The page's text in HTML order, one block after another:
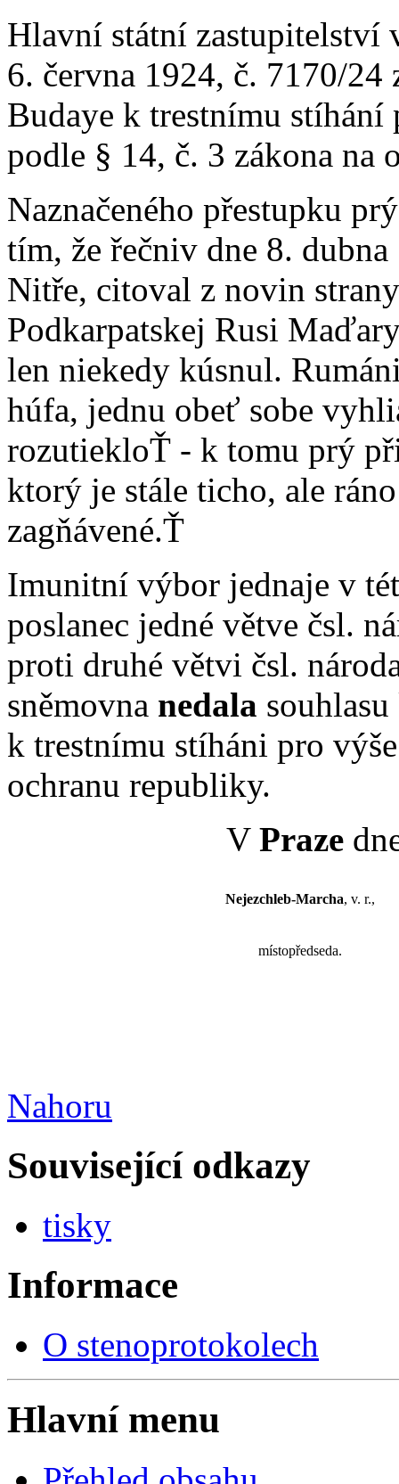
Hlavní státní zastupitelství
6. června 1924, č. 7170/24
Budaye k trestnímu stíhání
podle § 14, č. 3 zákona na
Naznačeného přestupku
tím, že řečniv dne 8.
Nitře, citoval z novin
Podkarpatskej Rusi
len niekedy kúsnul.
húfa, jednu obeť sobe
rozutiekloŤ - k tomu prý
ktorý je stále ticho, ale
zagňávené.Ť
Imunitní výbor jednaje v
poslanec jedné větve čsl.
proti druhé větvi čsl.
sněmovna nedala
k trestnímu stíháni pro
ochranu republiky.
V Praze
Nejezchleb-Marcha, v. r.,
místopředseda.
Nahoru
Související odkazy
tisky
Informace
O stenoprotokolech
Hlavní menu